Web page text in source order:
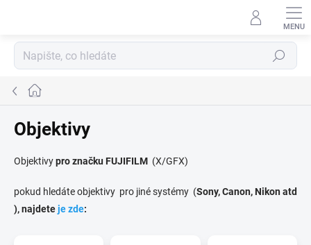
Hledat
Domů
Objektivy
Objektivypro značku FUJIFILM (X/GFX)
pokud hledáte objektivy pro jiné systémy (Sony, Canon, Nikon atd
), najdeteje zde: